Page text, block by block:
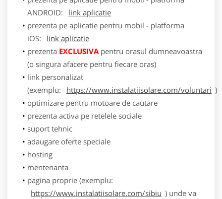
ANDROID:
link aplicatie
prezenta pe aplicatie pentru mobil - platforma
iOS:
link aplicatie
prezenta EXCLUSIVApentru orasul dumneavoastra
(o singura afacere pentru fiecare oras)
link personalizat
(exemplu:
https://www.instalatiisolare.com/voluntari )
optimizare pentru motoare de cautare
prezenta activa pe retelele sociale
suport tehnic
adaugare oferte speciale
hosting
mentenanta
pagina proprie (exemplu:
https://www.instalatiisolare.com/sibiu ) unde va